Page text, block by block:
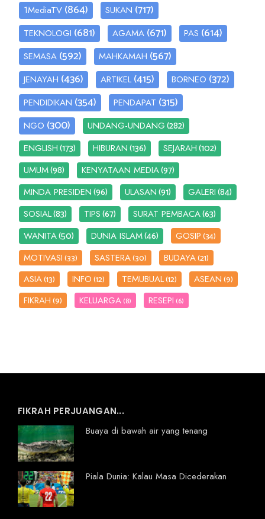
1MediaTV (864) SUKAN (717)
TEKNOLOGI (681) AGAMA (671) PAS (614)
SEMASA (592) MAHKAMAH (567)
JENAYAH (436) ARTIKEL (415) BORNEO (372)
PENDIDIKAN (354) PENDAPAT (315)
NGO (300) UNDANG-UNDANG(282)
ENGLISH(173) HIBURAN(136) SEJARAH(102)
UMUM(98) KENYATAAN MEDIA(97)
MINDA PRESIDEN(96) ULASAN(91) GALERI(84)
SOSIAL(83) TIPS(67) SURAT PEMBACA(63)
WANITA(50) DUNIA ISLAM(46) GOSIP(34)
MOTIVASI(33) SASTERA(30) BUDAYA(21)
ASIA(13) INFO(12) TEMUBUAL(12) ASEAN(9)
FIKRAH(9) KELUARGA (8) RESEPI (6)
FIKRAH PERJUANGAN...
Buaya di bawah air yang tenang
Piala Dunia: Kalau Masa Dicederakan